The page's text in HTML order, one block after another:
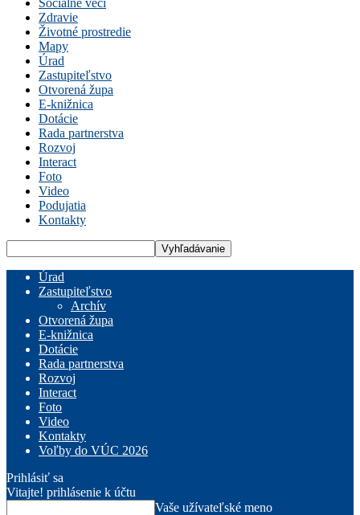
Sociálne veci
Zdravie
Životné prostredie
Mapy
Úrad
Zastupiteľstvo
Otvorená župa
E-knižnica
Dotácie
Rada partnerstva
Rozvoj
Interact
Foto
Video
Podujatia
Kontakty
Úrad
Zastupiteľstvo
Archív
Otvorená župa
E-knižnica
Dotácie
Rada partnerstva
Rozvoj
Interact
Foto
Video
Kontakty
Voľby do VÚC 2026
Prihlásiť sa
Vitajte! prihlásenie k účtu
Vaše užívateľské meno